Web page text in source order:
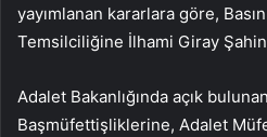
yayımlanan kararlara göre,
Temsilciliğine İlhami Giray
Adalet Bakanlığında açık
Başmüfettişliklerine, Adalet